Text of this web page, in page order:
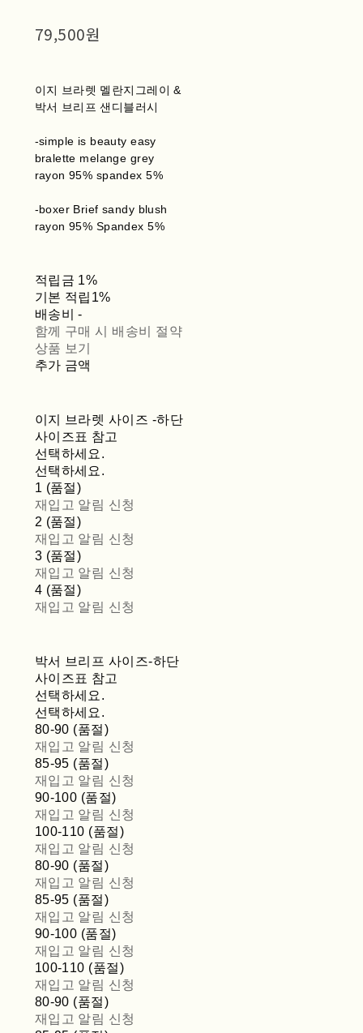
79,500원
이지 브라렛 멜란지그레이 &
박서 브리프 샌디블러시
-simple is beauty easy
bralette melange grey
rayon 95% spandex 5%
-boxer Brief sandy blush
rayon 95% Spandex 5%
적립금 1%
기본 적립 1%
배송비-
함께 구매 시 배송비 절약
상품 보기
추가 금액
이지 브라렛 사이즈 -하단
사이즈표 참고
선택하세요.
선택하세요.
1 (품절)
재입고 알림 신청
2 (품절)
재입고 알림 신청
3 (품절)
재입고 알림 신청
4 (품절)
재입고 알림 신청
박서 브리프 사이즈-하단
사이즈표 참고
선택하세요.
선택하세요.
80-90 (품절)
재입고 알림 신청
85-95 (품절)
재입고 알림 신청
90-100 (품절)
재입고 알림 신청
100-110 (품절)
재입고 알림 신청
80-90 (품절)
재입고 알림 신청
85-95 (품절)
재입고 알림 신청
90-100 (품절)
재입고 알림 신청
100-110 (품절)
재입고 알림 신청
80-90 (품절)
재입고 알림 신청